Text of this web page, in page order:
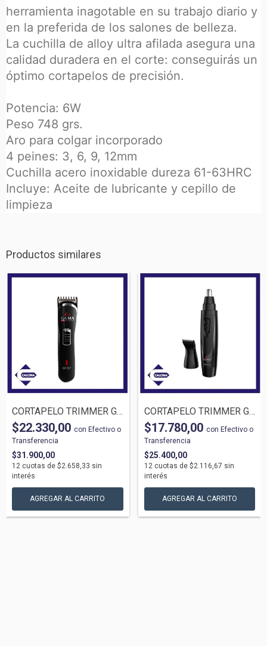
herramienta inagotable en su trabajo diario y
en la preferida de los salones de belleza.
La cuchilla de alloy ultra afilada asegura una
calidad duradera en el corte: conseguirás un
óptimo cortapelos de precisión.
Potencia: 6W
Peso 748 grs.
Aro para colgar incorporado
4 peines: 3, 6, 9, 12mm
Cuchilla acero inoxidable dureza 61-63HRC
Incluye: Aceite de lubricante y cepillo de
limpieza
Productos similares
CORTAPELO TRIMMER GAMA T527 6862 INALAMB
$31.900,00
$22.330,00 con Efectivo o
Transferencia
12 cuotas de $2.658,33 sin
interés
CORTAPELO TRIMMER GAMA T512 5445 NARIZ
$25.400,00
$17.780,00 con Efectivo o
Transferencia
12cuotas de $2.116,67 sin
interés